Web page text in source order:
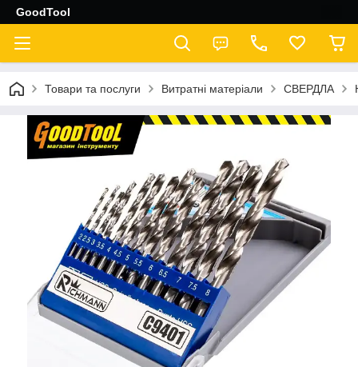
GoodTool
Товари та послуги Витратні матеріали СВЕРДЛА